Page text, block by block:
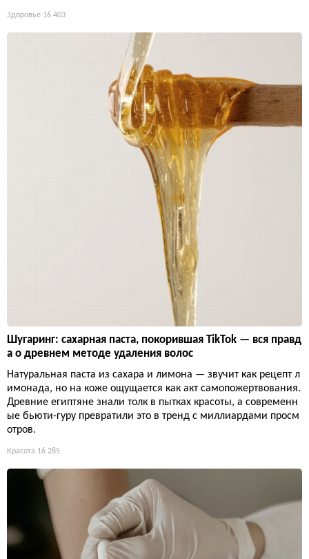
Здоровье 16 403
Шугаринг: сахарная паста, покорившая TikTok — вся правд
а о древнем методе удаления волос
Натуральная паста из сахара и лимона — звучит как рецепт л
имонада, но на коже ощущается как акт самопожертвования.
Древние египтяне знали толк в пытках красоты, а современн
ые бьюти-гуру превратили это в тренд с миллиардами просм
отров.
Красота 16 285